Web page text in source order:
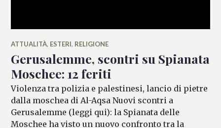
ATTUALITÀ, ESTERI, RELIGIONE
Gerusalemme, scontri su Spianata
Moschee: 12 feriti
Violenza tra polizia e palestinesi, lancio di pietre
dalla moschea di Al-Aqsa Nuovi scontri a
Gerusalemme (leggi qui): la Spianata delle
Moschee ha visto un nuovo confronto tra la